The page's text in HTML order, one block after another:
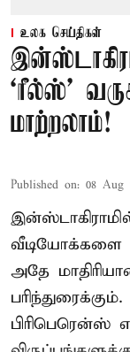
உலக செய்திகள்
‘ரீல்ஸ்’
மாற்றலாம்!
Published on: 08 Aug
வீடியோக்களை
அதே
பிரிபெரென்ஸ்